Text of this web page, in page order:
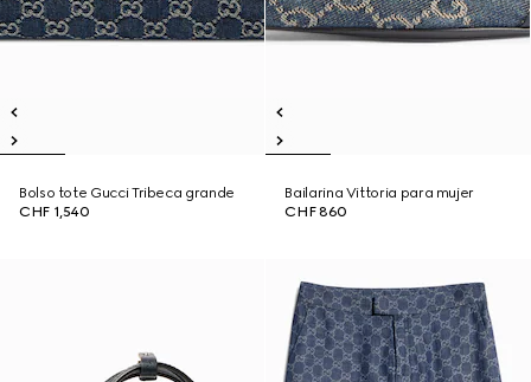
Bolso tote Gucci Tribeca grande
CHF 1,540
Bailarina Vittoria para mujer
CHF 860